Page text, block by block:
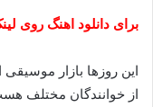
برای دانلود اهنگ روی
این روزها بازار
از خوانندگان مختلف